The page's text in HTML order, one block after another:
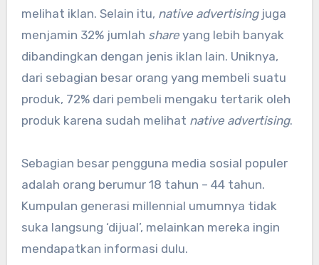
melihat iklan. Selain itu, native advertisingjuga
menjamin 32% jumlah shareyang lebih banyak
dibandingkan dengan jenis iklan lain. Uniknya,
dari sebagian besar orang yang membeli suatu
produk, 72% dari pembeli mengaku tertarik oleh
produk karena sudah melihat native advertising.
Sebagian besar pengguna media sosial populer
adalah orang berumur 18 tahun – 44 tahun.
Kumpulan generasi millennial umumnya tidak
suka langsung ‘dijual’, melainkan mereka ingin
mendapatkan informasi dulu.